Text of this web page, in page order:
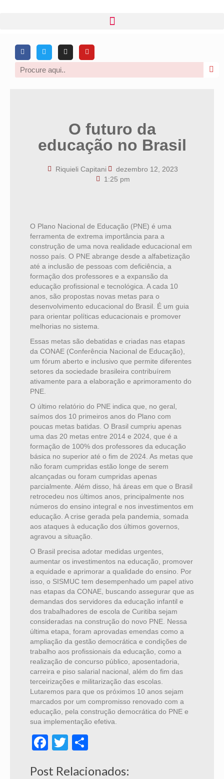
O futuro da
educação no Brasil
Riquieli Capitani
dezembro 12, 2023
1:25 pm
O Plano Nacional de Educação (PNE) é uma
ferramenta de extrema importância para a
construção de uma nova realidade educacional em
nosso país. O PNE abrange desde a alfabetização
até a inclusão de pessoas com deficiência, a
formação dos professores e a expansão da
educação profissional e tecnológica. A cada 10
anos, são propostas novas metas para o
desenvolvimento educacional do Brasil. É um guia
para orientar políticas educacionais e promover
melhorias no sistema.
Essas metas são debatidas e criadas nas etapas
da CONAE (Conferência Nacional de Educação),
um fórum aberto e inclusivo que permite diferentes
setores da sociedade brasileira contribuírem
ativamente para a elaboração e aprimoramento do
PNE.
O último relatório do PNE indica que, no geral,
saímos dos 10 primeiros anos do Plano com
poucas metas batidas. O Brasil cumpriu apenas
uma das 20 metas entre 2014 e 2024, que é a
formação de 100% dos professores da educação
básica no superior até o fim de 2024. As metas que
não foram cumpridas estão longe de serem
alcançadas ou foram cumpridas apenas
parcialmente. Além disso, há áreas em que o Brasil
retrocedeu nos últimos anos, principalmente nos
números do ensino integral e nos investimentos em
educação. A crise gerada pela pandemia, somada
aos ataques à educação dos últimos governos,
agravou a situação.
O Brasil precisa adotar medidas urgentes,
aumentar os investimentos na educação, promover
a equidade e aprimorar a qualidade do ensino. Por
isso, o SISMUC tem desempenhado um papel ativo
nas etapas da CONAE, buscando assegurar que as
demandas dos servidores da educação infantil e
dos trabalhadores de escola de Curitiba sejam
consideradas na construção do novo PNE. Nessa
última etapa, foram aprovadas emendas como a
ampliação da gestão democrática e condições de
trabalho aos profissionais da educação, como a
realização de concurso público, aposentadoria,
carreira e piso salarial nacional, além do fim das
terceirizações e militarização das escolas.
Lutaremos para que os próximos 10 anos sejam
marcados por um compromisso renovado com a
educação, pela construção democrática do PNE e
sua implementação efetiva.
Facebook
Twitter
Post Relacionados: